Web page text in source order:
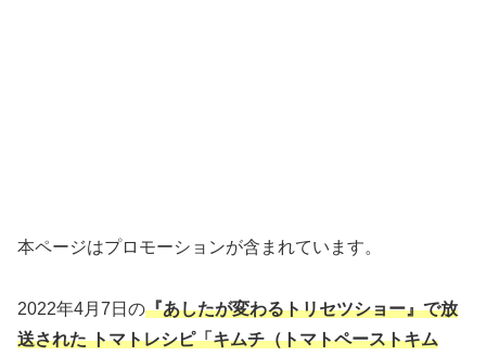
本ページはプロモーションが含まれています。
2022年4月7日の『あしたが変わるトリセツショー』で放
送された トマトレシピ「キムチ（トマトペーストキム